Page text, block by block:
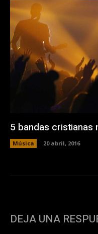
5 bandas cristianas
Música 20 abril, 2016
DEJA UNA